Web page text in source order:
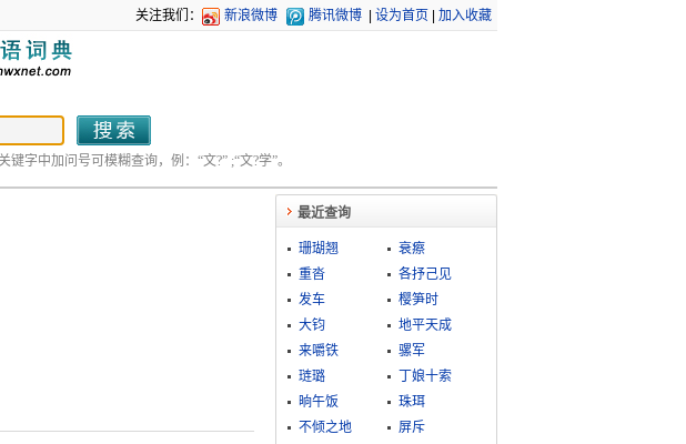
关注我们： 新浪微博 腾讯微博 设为首页 加入收藏
键字中加问号可模糊查询，例：“文?” ;“文?学”。
最近查询
珊瑚翘
衰瘵
重沓
各抒己见
发车
樱笋时
大钧
地平天成
来嚼铁
骡军
琏璐
丁娘十索
晌午饭
珠珥
不倾之地
屏斥